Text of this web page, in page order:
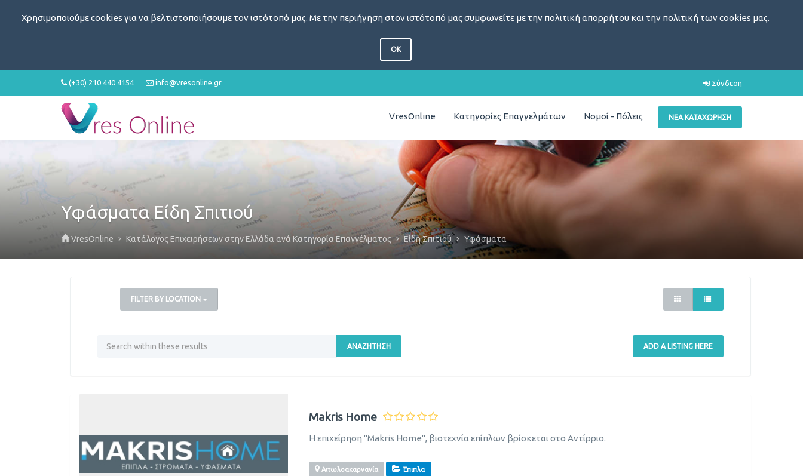
Χρησιμοποιούμε cookies για να βελτιστοποιήσουμε τον ιστότοπό μας. Με την περιήγηση στον ιστότοπό μας συμφωνείτε με την πολιτική απορρήτου και την πολιτική των cookies μας.
OK
Σύνδεση
(+30) 210 440 4154 info@vresonline.gr
ΝΈΑ ΚΑΤΑΧΏΡΗΣΗ
VresOnline Κατηγορίες Επαγγελμάτων Νομοί - Πόλεις
Υφάσματα Είδη Σπιτιού
VresOnline Κατάλογος Επιχειρήσεων στην Ελλάδα ανά Κατηγορία Επαγγέλματος Είδη Σπιτιού Υφάσματα
FILTER BY LOCATION
ΑΝΑΖΉΤΗΣΗ ADD A LISTING HERE
Makris Home
Η επιχείρηση ''Makris Home'', βιοτεχνία επίπλων βρίσκεται στo Αντίρριο.
Αιτωλοακαρνανία Έπιπλα